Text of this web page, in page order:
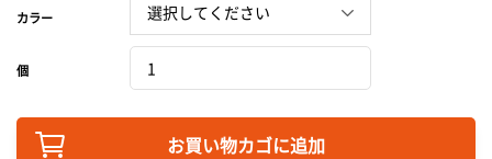
カラー
個
お買い物カゴに追加